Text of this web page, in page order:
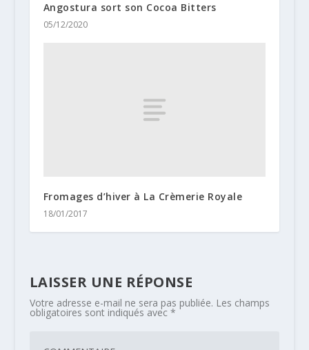
Angostura sort son Cocoa Bitters
05/12/2020
Fromages d’hiver à La Crèmerie Royale
18/01/2017
LAISSER UNE RÉPONSE
Votre adresse e-mail ne sera pas publiée. Les champs
obligatoires sont indiqués avec *